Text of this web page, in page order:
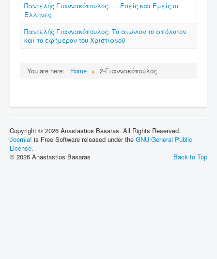
Παντελής Γιαννακόπουλος: … Εσείς και Εμείς οι
Έλληνες
Παντελής Γιαννακόπουλος: Το αιώνιον το απόλυτον
και το εφήμερον του Χριστιανού
You are here: Home 2-Γιαννακόπουλος
Copyright © 2026 Anastastios Basaras. All Rights Reserved.
Joomla! is Free Software released under the GNU General Public
License.
Back to Top
© 2026 Anastastios Basaras